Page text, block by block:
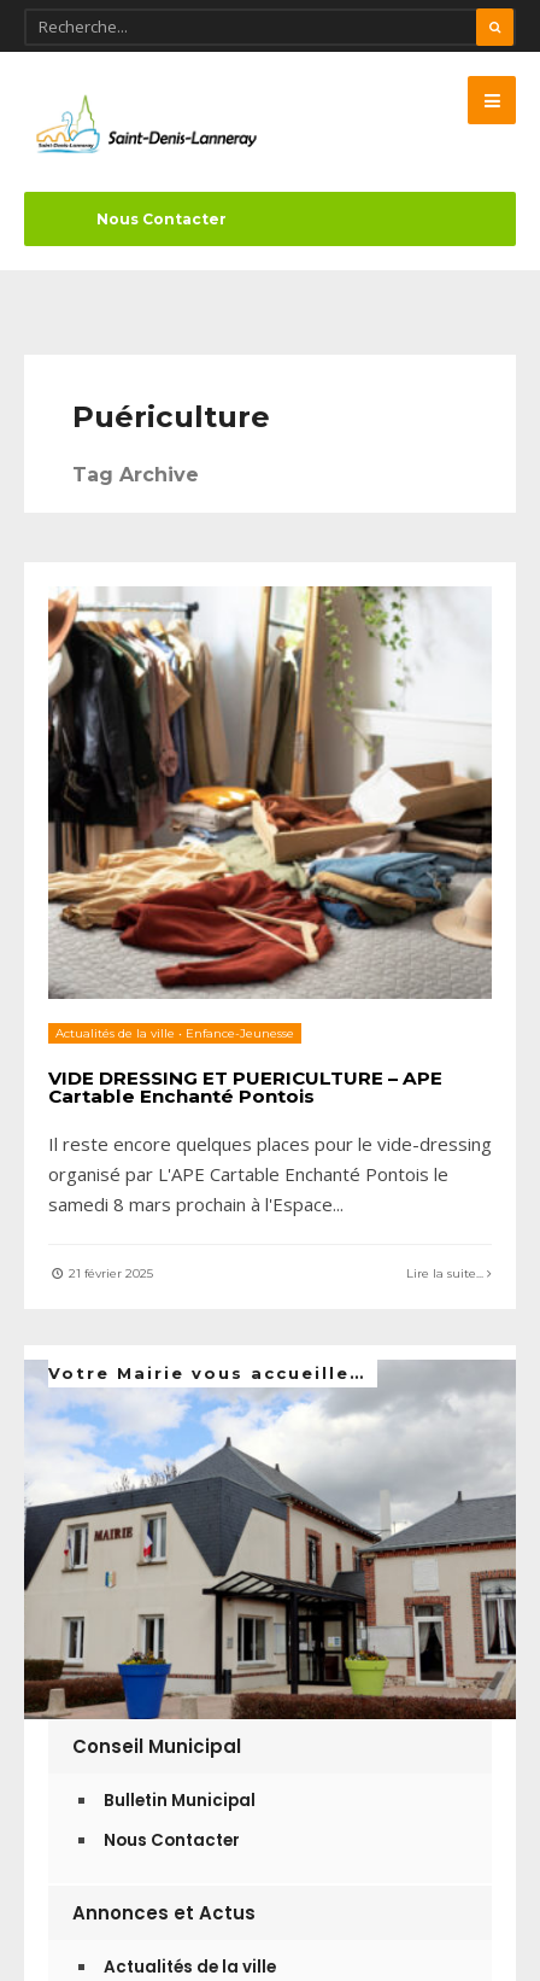
Nous Contacter
Puériculture
Tag Archive
Actualités de la ville • Enfance-Jeunesse
VIDE DRESSING ET PUERICULTURE – APE
Cartable Enchanté Pontois
Il reste encore quelques places pour le vide-dressing
organisé par L'APE Cartable Enchanté Pontois le
samedi 8 mars prochain à l'Espace...
21 février 2025 Lire la suite...
Votre Mairie vous accueille…
Conseil Municipal
Bulletin Municipal
Nous Contacter
Annonces et Actus
Actualités de la ville